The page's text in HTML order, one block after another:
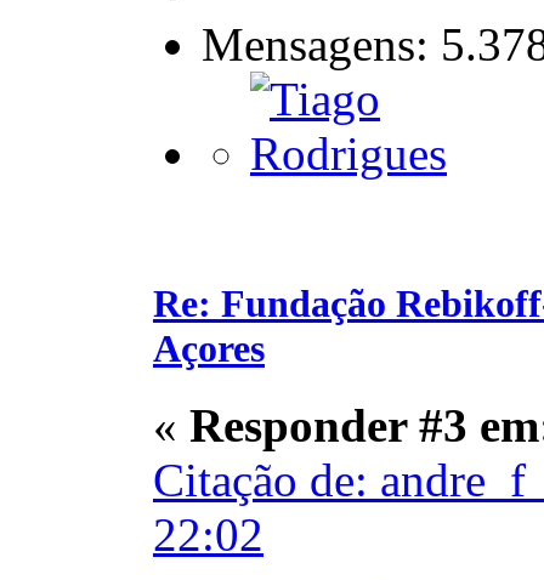
Mensagens:
Re: Fundação
Açores
« Responder #3
Citação de:
22:02